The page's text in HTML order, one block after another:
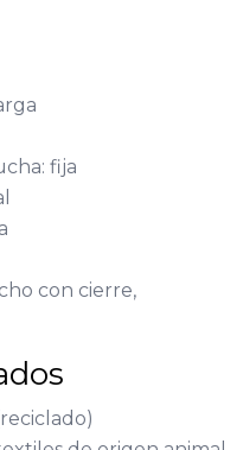
fija
con cierre,